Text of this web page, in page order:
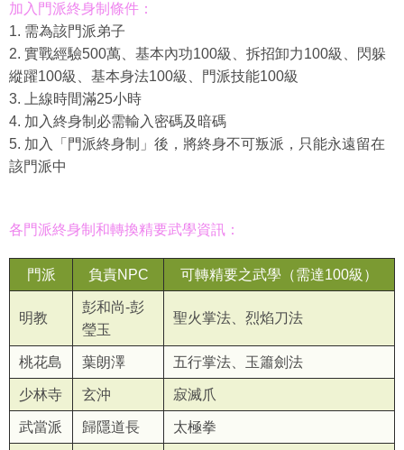
加入門派終身制條件：
1. 需為該門派弟子
2. 實戰經驗500萬、基本內功100級、拆招卸力100級、閃躲
縱躍100級、基本身法100級、門派技能100級
3. 上線時間滿25小時
4. 加入終身制必需輸入密碼及暗碼
5. 加入「門派終身制」後，將終身不可叛派，只能永遠留在
該門派中
各門派終身制和轉換精要武學資訊：
門派 負責NPC 可轉精要之武學（需達100級）
明教
彭和尚-彭
瑩玉
聖火掌法、烈焰刀法
桃花島 葉朗澤 五行掌法、玉簫劍法
少林寺 玄沖 寂滅爪
武當派 歸隱道長 太極拳